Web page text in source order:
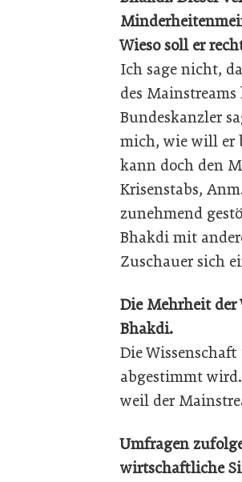
Wieso soll er
Ich sage nicht,
des
Bundeskanzler
mich, wie will er
kann doch den
Krisenstabs,
zunehmend
Bhakdi mit
Zuschauer sich
Die Mehrheit der
Bhakdi.
Die
abgestimmt
weil der
Umfragen
wirtschaftliche